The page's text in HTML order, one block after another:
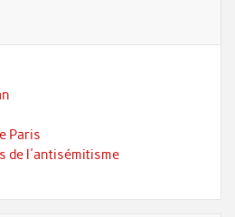
Paris
de l'antisémitisme